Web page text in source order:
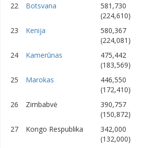
22 Botsvana
581,730
(224,610)
23 Kenija
580,367
(224,081)
24 Kamerūnas
475,442
(183,569)
25 Marokas
446,550
(172,410)
26 Zimbabvė
390,757
(150,872)
27 Kongo Respublika
342,000
(132,000)